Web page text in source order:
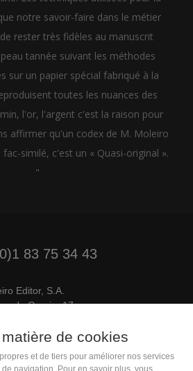
notre savoir-faire dans le métier
rester très fidèles au manuscrit
tannée suivant les méthodes
sur un papier spécial fabriqué à la
toutes les nuances des
l'or, l'argent c'est la raison pour
affirmer qu'un codex de M. Moleiro
similé, c'est un « Quasi-original ».
"
83 75 34 43
Editor, S.A.
de Gracia, 17
de cookies
et de tiers pour améliorer nos services
navigation. Pour en savoir plus, vous